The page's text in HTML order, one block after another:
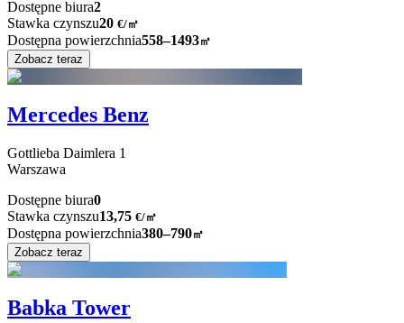
Dostępne biura2
Stawka czynszu20 €/㎡
Dostępna powierzchnia558–1493㎡
Zobacz teraz
Mercedes Benz
Gottlieba Daimlera 1
Warszawa
Dostępne biura0
Stawka czynszu13,75 €/㎡
Dostępna powierzchnia380–790㎡
Zobacz teraz
Babka Tower